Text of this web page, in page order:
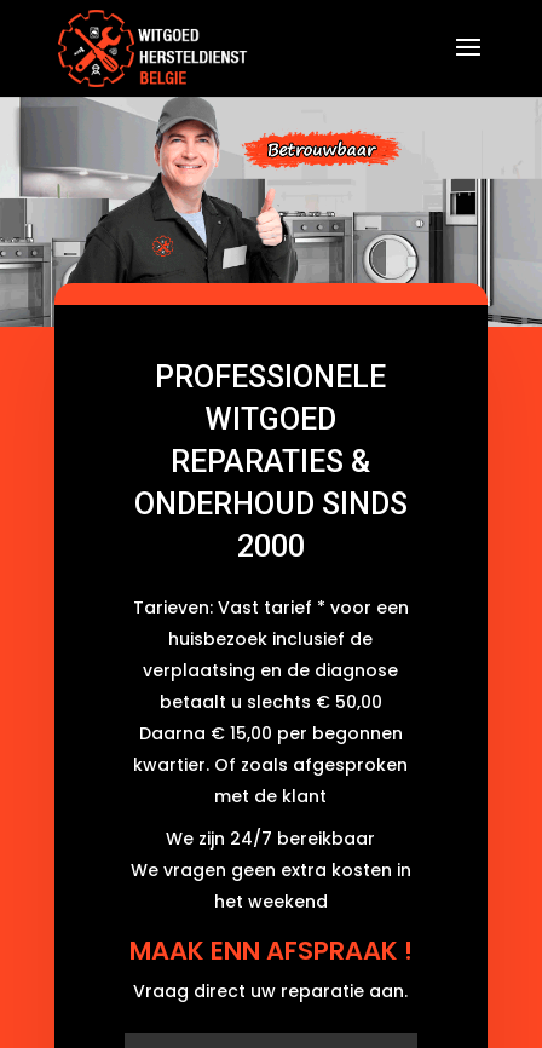
PROFESSIONELE
WITGOED
REPARATIES &
ONDERHOUD SINDS
2000
Tarieven: Vast tarief * voor een
huisbezoek inclusief de
verplaatsing en de diagnose
betaalt u slechts € 50,00
Daarna € 15,00 per begonnen
kwartier. Of zoals afgesproken
met de klant
We zijn 24/7 bereikbaar
We vragen geen extra kosten in
het weekend
MAAK ENN AFSPRAAK !
Vraag direct uw reparatie aan.